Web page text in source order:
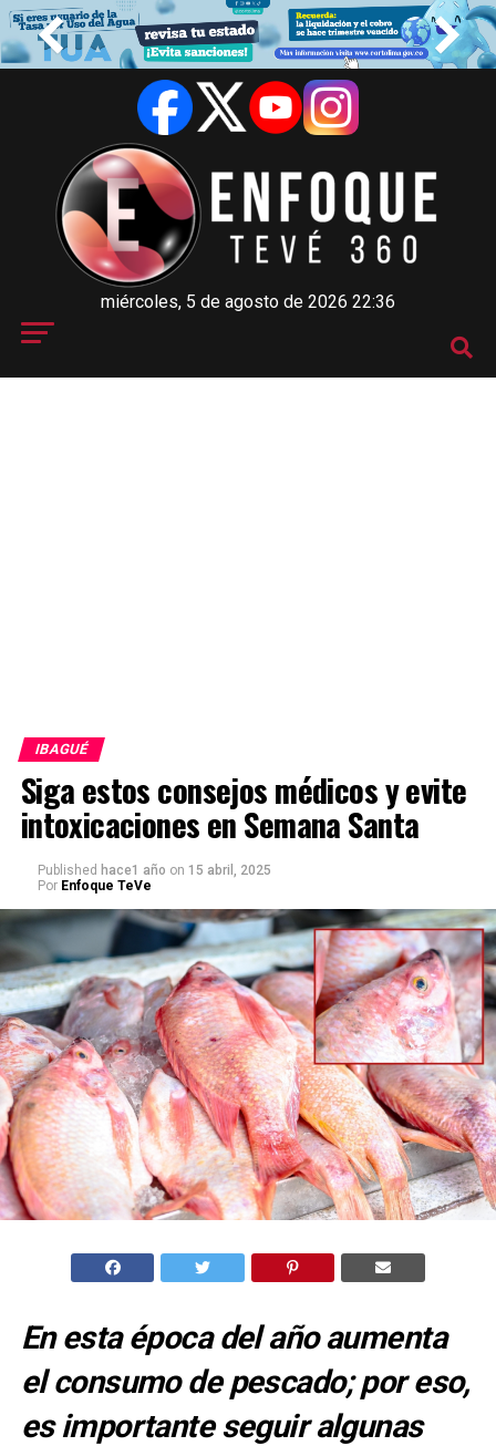
miércoles, 5 de agosto de 2026 22:36
IBAGUÉ
Siga estos consejos médicos y evite
intoxicaciones en Semana Santa
Published hace1 año on 15 abril, 2025
Por Enfoque TeVe
En esta época del año aumenta
el consumo de pescado; por eso,
es importante seguir algunas